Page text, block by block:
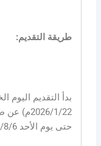
طريقة التقديم:
2026/1/22م) عن طريق الرابط التالي:
حتى يوم الأحد 1447/8/6هـ (الموافق 2026/1/25م).